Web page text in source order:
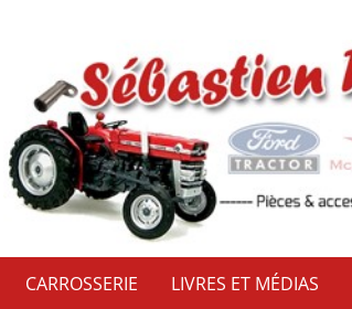
CARROSSERIE LIVRES ET MÉDIAS